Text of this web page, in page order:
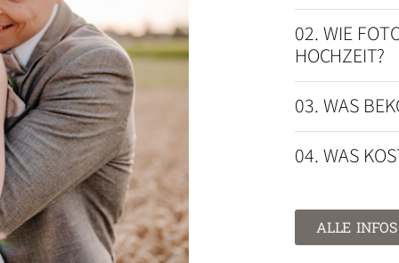
02. WIE
HOCHZEIT?
03. WAS
04. WAS
ALLE